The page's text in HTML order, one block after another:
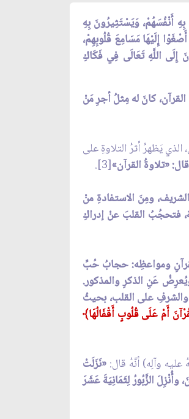
بِهِ أَنْفُسَهُمْ، وَيَسْتَثِيرُونَ بِهِ
إِلَيْهَا مَسَامِعَ قُلُوبِهِمْ،
اللَّهِ تَعَالَى فِي فَكَاكِ
كانَ له مِثلُ أجرِ مَنْ
يَظهرُ أثرُ التلاوةِ على
«تلاوةُ القرآن»[3].
ومِنَ الاستفادةِ منْ
فتحجُبُ القلبَ عنْ إدراكِ
ومواعظِه: حجابُ حُبِّ
عَنِ الذكرِ والمذكور.
والشرفِ على القلب، بحيثُ
أَمْ عَلَى قُلُوبٍ أَقْفَالُهَا﴾
عليه وآلِه) أنَّهُ قال:«نَزَلَتْ
الزَّبُورُ لِثَمَانِيَةَ عَشَرَ